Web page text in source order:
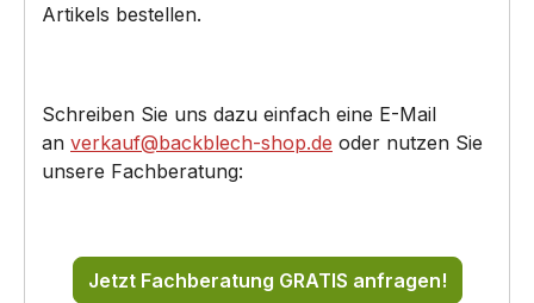
Artikels bestellen.
Schreiben Sie uns dazu einfach eine E-Mail
an verkauf@backblech-shop.de oder nutzen Sie
unsere Fachberatung:
Jetzt Fachberatung GRATIS anfragen!